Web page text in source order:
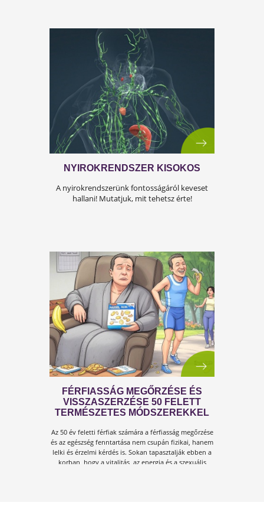
Az iskolakezdés sok családban nem
örömteli új kezdet, hanem egy stresszes
átállás. Ugyanakkor lehet jól csinálni!
Olvass tovább a tippekért!
A KÁNIKULA 6 LEGFŐBB
VESZÉLYE
Amikor a hőmérséklet tartósan 30–35 °C fölé
emelkedik, szervezetünk hőszabályozó
rendszere komoly terhelés alá kerül.Tünetek,
megoldások!